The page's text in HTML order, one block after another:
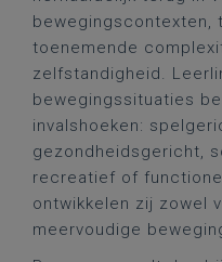
bewegingscontexten,
toenemende
zelfstandigheid.
bewegingssituaties
invalshoeken:
gezondheidsgericht,
recreatief of
ontwikkelen zij zowel
meervoudige